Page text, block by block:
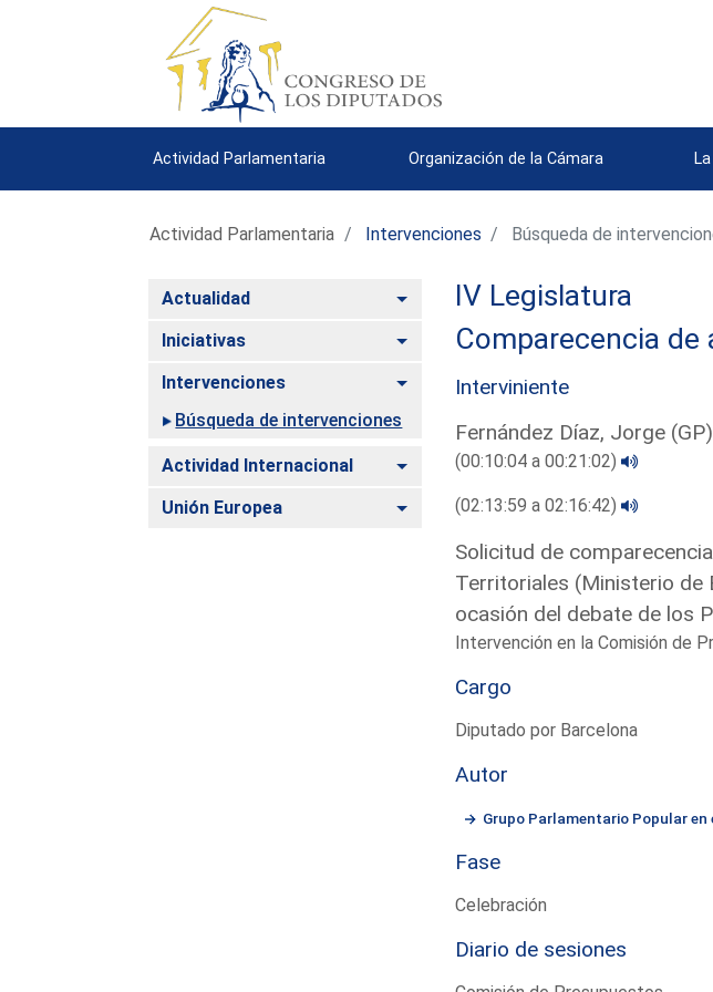
Actividad Parlamentaria Organización de la Cámara
Actividad Parlamentaria Intervenciones Búsqueda de
Actualidad Alternar
Iniciativas Alternar
Intervenciones
Alternar
Búsqueda de intervenciones
Actividad Internacional Alternar
Unión Europea Alternar
IV Legislatura
Comparecencia
Interviniente
Fernández Díaz, Jorge (GP)
(00:10:04 a 00:21:02)
(02:13:59 a 02:16:42)
Solicitud de
Territoriales (Ministerio de
ocasión del debate de los
Intervención en la Comisión de
Cargo
Diputado por Barcelona
Autor
Grupo Parlamentario Popular en
Fase
Celebración
Diario de sesiones